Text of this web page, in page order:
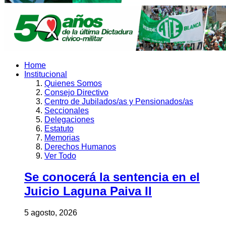
Home
Institucional
Quienes Somos
Consejo Directivo
Centro de Jubilados/as y Pensionados/as
Seccionales
Delegaciones
Estatuto
Memorias
Derechos Humanos
Ver Todo
Se conocerá la sentencia en el
Juicio Laguna Paiva II
5 agosto, 2026